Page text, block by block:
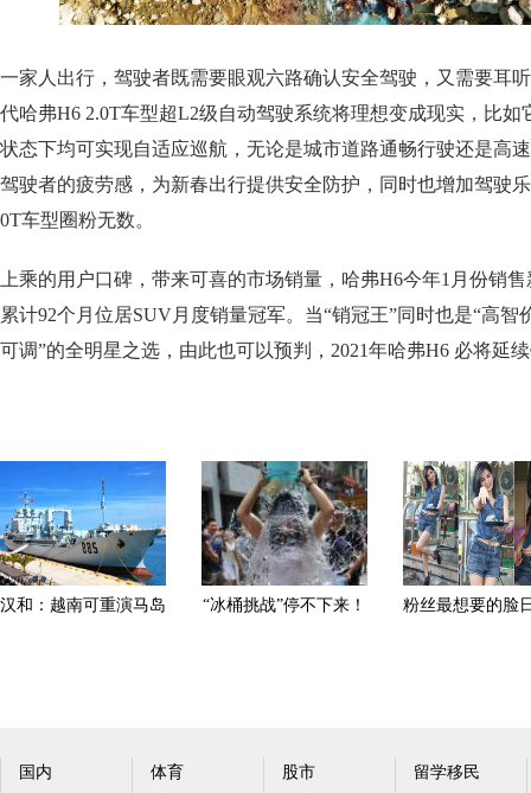
一家人出行，驾驶者既需要眼观六路确认安全驾驶，又需要耳
代哈弗H6 2.0T车型超L2级自动驾驶系统将理想变成现实，比
状态下均可实现自适应巡航，无论是城市道路通畅行驶还是高
驾驶者的疲劳感，为新春出行提供安全防护，同时也增加驾驶
0T车型圈粉无数。
上乘的用户口碑，带来可喜的市场销量，哈弗H6今年1月份销
累计92个月位居SUV月度销量冠军。当“销冠王”同时也是“高智
可调”的全明星之选，由此也可以预判，2021年哈弗H6 必将延
汉和：越南可重演马岛
“冰桶挑战”停不下来！
粉丝最想要的脸
国内
体育
股市
留学移民